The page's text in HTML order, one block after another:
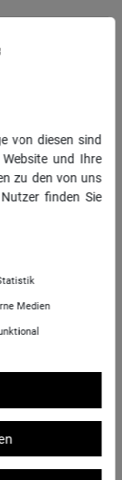
von diesen sind
und Ihre
zu den von uns
finden Sie
Medien